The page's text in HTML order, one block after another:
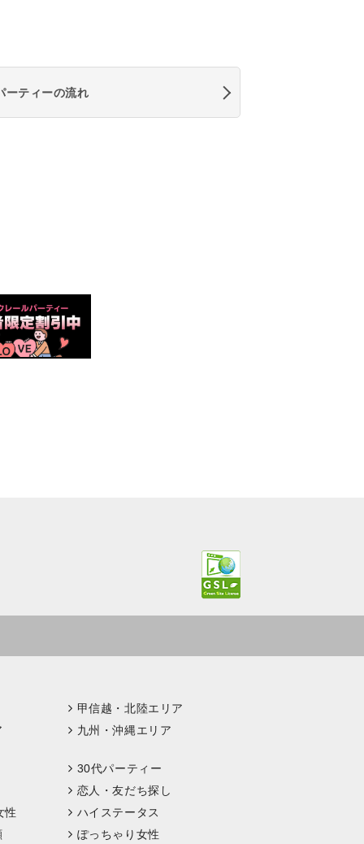
ーティーの流れ
甲信越・北陸エリア
九州・沖縄エリア
30代パーティー
恋人・友だち探し
性
ハイステータス
ぽっちゃり女性